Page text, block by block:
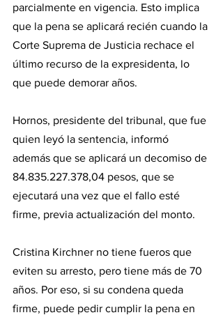
parcialmente en vigencia. Esto implica
que la pena se aplicará recién cuando la
Corte Suprema de Justicia rechace el
último recurso de la expresidenta, lo
que puede demorar años.
Hornos, presidente del tribunal, que fue
quien leyó la sentencia, informó
además que se aplicará un decomiso de
84.835.227.378,04 pesos, que se
ejecutará una vez que el fallo esté
firme, previa actualización del monto.
Cristina Kirchner no tiene fueros que
eviten su arresto, pero tiene más de 70
años. Por eso, si su condena queda
firme, puede pedir cumplir la pena en